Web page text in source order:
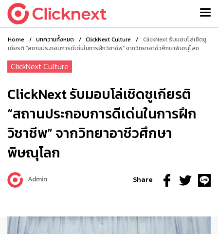
Home / บทความทั้งหมด / ClickNext Culture / ClickNext รับมอบโล่เชิดชู
เกียรติ “สถานประกอบการดีเด่นในการฝึกวิชาชีพ” จากวิทยาอาชีวศึกษาพิษณุโลก
ClickNext Culture
ClickNext รับมอบโล่เชิดชูเกียรติ
“สถานประกอบการดีเด่นในการฝึก
วิชาชีพ” จากวิทยาอาชีวศึกษา
พิษณุโลก
Admin Share